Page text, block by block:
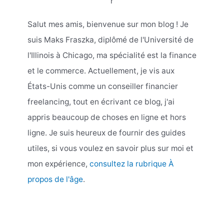
Salut mes amis, bienvenue sur mon blog ! Je
suis Maks Fraszka, diplômé de l'Université de
l'Illinois à Chicago, ma spécialité est la finance
et le commerce. Actuellement, je vis aux
États-Unis comme un conseiller financier
freelancing, tout en écrivant ce blog, j'ai
appris beaucoup de choses en ligne et hors
ligne. Je suis heureux de fournir des guides
utiles, si vous voulez en savoir plus sur moi et
mon expérience, consultez la rubrique À
propos de l'âge.